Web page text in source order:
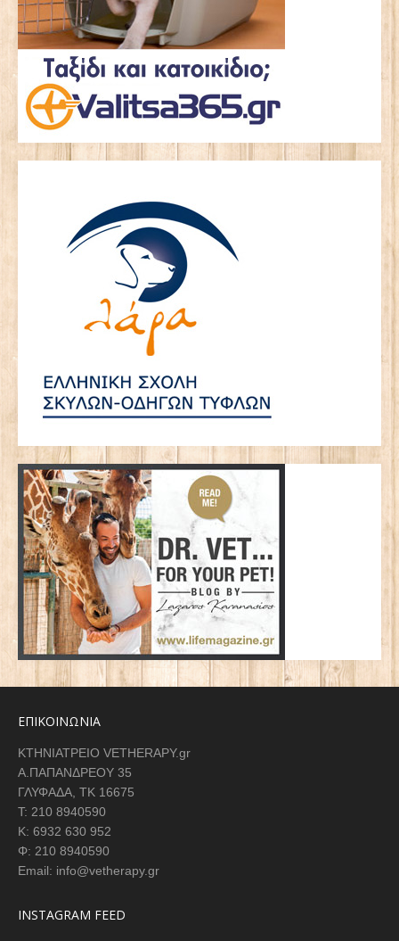
ΕΠΙΚΟΙΝΩΝΙΑ
ΚΤΗΝΙΑΤΡΕΙΟ VETHERAPY.gr
Α.ΠΑΠΑΝΔΡΕΟΥ 35
ΓΛΥΦΑΔΑ, ΤΚ 16675
Τ: 210 8940590
K: 6932 630 952
Φ: 210 8940590
Email: info@vetherapy.gr
INSTAGRAM FEED